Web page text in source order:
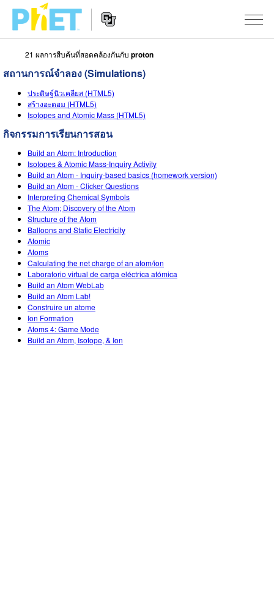
สืบค้น
ภายใน
เว็บไซต์
ของ
PhET
Navigation
สถานการณ์จำลอง
All Sims
คณิตศาสตร์
เคมี
วิทยาศาสตร์ของโลก
ชีววิทยา
สถานการณ์จำลองที่แปลภาษาแล้ว
Customizable Sims
STUDIO
Customizable Sims
Start a Free Trial
Purchase a License
ค้นหากิจกรรม
ร่วมแบ่งปันกิจกรรม
Activity Contribution Guidelines
Virtual Workshops
Professional Learning with PhET
Teaching with PhET
งานวิจัย
INITIATIVES
Inclusive Design
PhET Global
Data Fluency
DEIB in STEM Ed
SceneryStack OSE
Impact Report
เข้าสู่ระบบ / สมัครเพื่อเข้าใช้ระบบ
เข้าสู่ระบบ / สมัครเพื่อเข้าใช้ระบบ
21 ผลการสืบค้นที่สอดคล้องกันกับ proton
สถานการณ์จำลอง (Simulations)
ประดิษฐ์นิวเคลียส (HTML5)
สร้างอะตอม (HTML5)
Isotopes and Atomic Mass (HTML5)
กิจกรรมการเรียนการสอน
Build an Atom: Introduction
Isotopes & Atomic Mass-Inquiry Activity
Build an Atom - Inquiry-based basics (homework version)
Build an Atom - Clicker Questions
Interpreting Chemical Symbols
The Atom; Discovery of the Atom
Structure of the Atom
Balloons and Static Electricity
Atomic
Atoms
Calculating the net charge of an atom/ion
Laboratorio virtual de carga eléctrica atómica
Build an Atom WebLab
Build an Atom Lab!
Construire un atome
Ion Formation
Atoms 4: Game Mode
Build an Atom, Isotope, & Ion